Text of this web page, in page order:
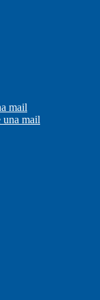
mail
mail